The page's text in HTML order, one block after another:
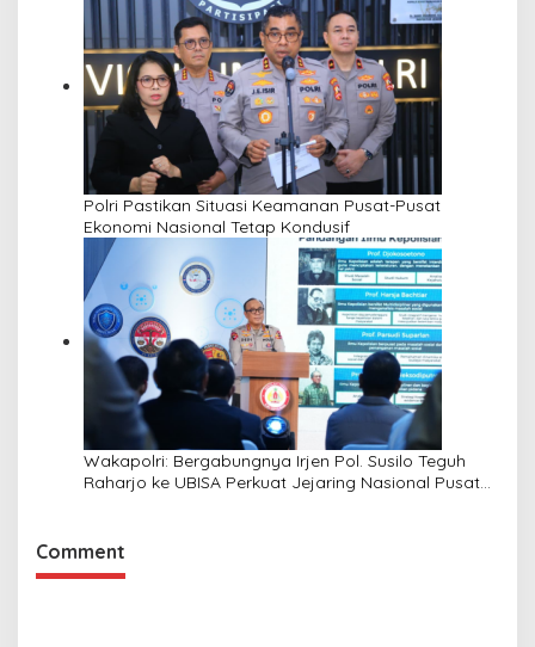
Polri Pastikan Situasi Keamanan Pusat-Pusat
Ekonomi Nasional Tetap Kondusif
Wakapolri: Bergabungnya Irjen Pol. Susilo Teguh
Raharjo ke UBISA Perkuat Jejaring Nasional Pusat
Comment